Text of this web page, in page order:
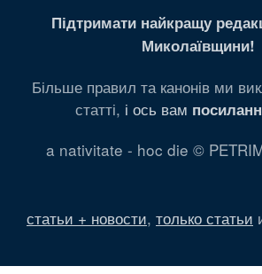
Підтримати найкращу
Миколаївщини!
Більше правил та канонів ми
статті, і ось вам
a nativitate - hoc die ©
статьи + новости, только статьи